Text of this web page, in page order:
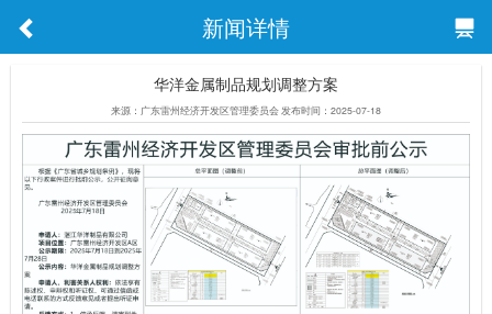
新闻详情
华洋金属制品规划调整方案
来源：广东雷州经济开发区管理委员会 发布时间：2025-07-18